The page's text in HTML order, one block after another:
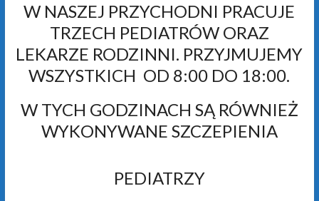
W NASZEJ PRZYCHODNI PRACUJE
TRZECH PEDIATRÓW ORAZ
LEKARZE RODZINNI. PRZYJMUJEMY
WSZYSTKICH OD 8:00 DO 18:00.
W TYCH GODZINACH SĄ RÓWNIEŻ
WYKONYWANE SZCZEPIENIA
PEDIATRZY